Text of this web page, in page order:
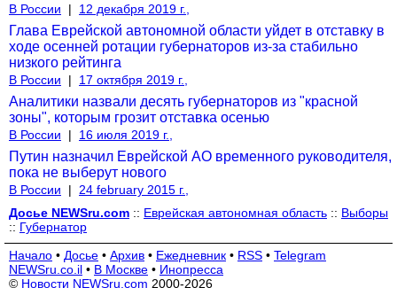
В России | 12 декабря 2019 г.,
Глава Еврейской автономной области уйдет в отставку в
ходе осенней ротации губернаторов из-за стабильно
низкого рейтинга
В России | 17 октября 2019 г.,
Аналитики назвали десять губернаторов из "красной
зоны", которым грозит отставка осенью
В России | 16 июля 2019 г.,
Путин назначил Еврейской АО временного руководителя,
пока не выберут нового
В России |
24 february 2015 г.,
Досье NEWSru.com :: Еврейская автономная область :: Выборы
:: Губернатор
Начало • Досье • Архив • Ежедневник • RSS • Telegram
NEWSru.co.il • В Москве • Инопресса
© Новости NEWSru.com 2000-2026